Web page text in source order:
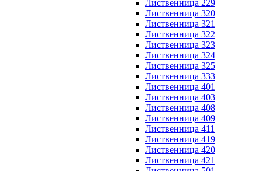
Лиственница 229
Лиственница 320
Лиственница 321
Лиственница 322
Лиственница 323
Лиственница 324
Лиственница 325
Лиственница 333
Лиственница 401
Лиственница 403
Лиственница 408
Лиственница 409
Лиственница 411
Лиственница 419
Лиственница 420
Лиственница 421